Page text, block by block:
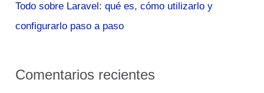
Todo sobre Laravel: qué es, cómo utilizarlo y
configurarlo paso a paso
Comentarios recientes